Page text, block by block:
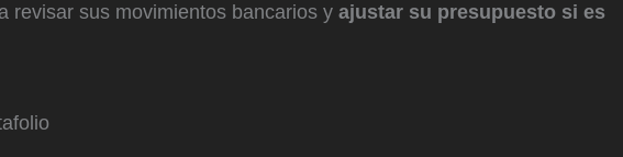
revisar sus movimientos bancarios y ajustar su presupuesto si es